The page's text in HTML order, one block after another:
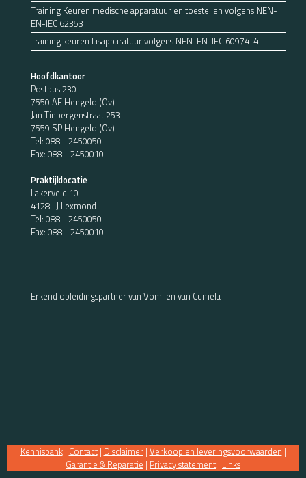
Training Keuren medische apparatuur en toestellen volgens NEN-
EN-IEC 62353
Training keuren lasapparatuur volgens NEN-EN-IEC 60974-4
Hoofdkantoor
Postbus 230
7550 AE Hengelo (Ov)
Jan Tinbergenstraat 253
7559 SP Hengelo (Ov)
Tel: 088 - 2450050
Fax: 088 - 2450010
Praktijklocatie
Lakerveld 10
4128 LJ Lexmond
Tel: 088 - 2450050
Fax: 088 - 2450010
Erkend opleidingspartner van Vomi en van Cumela
Kennisbank| Contact| Disclaimer| Verkoop en leveringsvoorwaarden |
Garantie & Reparatie | Privacy statement | Links